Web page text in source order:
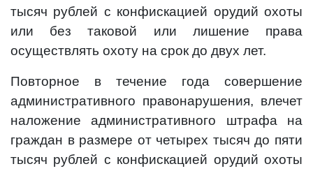
тысяч рублей с конфискацией орудий охоты
или без таковой или лишение права
осуществлять охоту на срок до двух лет.
Повторное в течение года совершение
административного правонарушения, влечет
наложение административного штрафа на
граждан в размере от четырех тысяч до пяти
тысяч рублей с конфискацией орудий охоты